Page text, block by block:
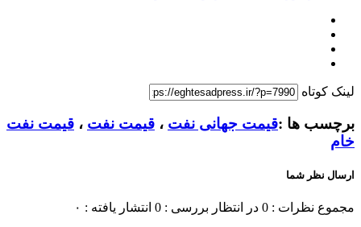
لینک کوتاه
برچسب ها :قیمت جهانی نفت ، قیمت نفت ، قیمت نفت
خام
ارسال نظر شما
مجموع نظرات : 0 در انتظار بررسی : 0 انتشار یافته : ۰